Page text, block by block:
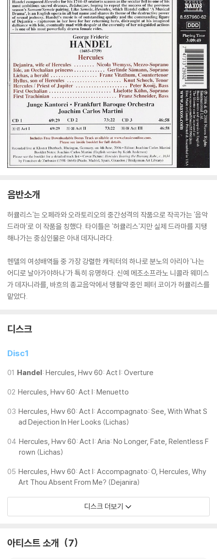
음반소개
허큘리스'는 오페라와 오라토리오의 중간성격의 작품으로 작곡가는 '음악
드라마'로 이 작품을 칭했다. 타이틀은 '허큘리스'지만 실제 드라마를 지탱
해나가는 중심인물은 아내 데자니라다.
헨델의 여성배역들 중 가장 강렬한 캐릭터의 하나로 분노의 아리아 '나는
어디로 날아가야하나'가 특히 유명하다. 신예 메조소프라노 니콜라 웨미스
가 데자니라를, 바흐의 종교음악에서 맹활약 중인 페터 코이가 허큘리스를
맡았다.
디스크
Disc1
01 Handel: Hercules, Hwv 60: Act I: Overture
02 Hercules, Hwv 60: Act I: Menuetto
03 Hercules, Hwv 60: Act I: Accompagnato: See, With What S
ad Dejection In Her Looks (Lichas)
04 Hercules, Hwv 60: Act I: Aria: No Longer, Fate, Relentless F
rown (Lichas)
05 Hercules, Hwv 60: Act I: Accompagnato: O, Hercules, Why
Art Thou Absent From Me? (Dejanira)
디스크 더보기
아티스트 소개 7